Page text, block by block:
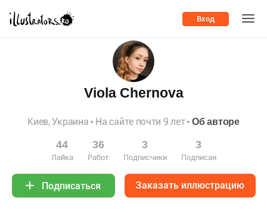
Вход
Viola Chernova
Киев, Украина На сайте почти 9 лет Об авторе
44
Лайка
36
Работ
3
Подписчики
3
Подписан
Подписаться Заказать иллюстрацию